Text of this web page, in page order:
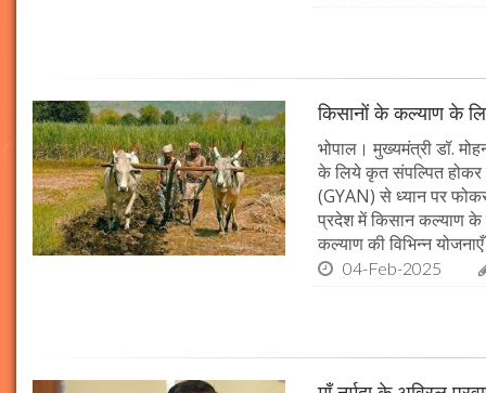
किसानों के कल्याण के
भोपाल। मुख्यमंत्री डॉ.
के लिये कृत संपल्पित होकर
(GYAN) से ध्यान पर
प्रदेश में किसान कल्याण के
कल्याण की विभिन्न
04-Feb-2025